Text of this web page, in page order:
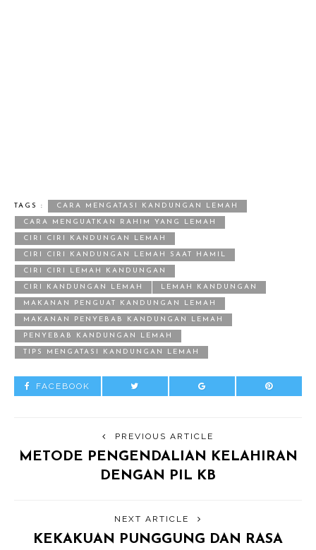
TAGS : CARA MENGATASI KANDUNGAN LEMAH
CARA MENGUATKAN RAHIM YANG LEMAH
CIRI CIRI KANDUNGAN LEMAH
CIRI CIRI KANDUNGAN LEMAH SAAT HAMIL
CIRI CIRI LEMAH KANDUNGAN
CIRI KANDUNGAN LEMAH LEMAH KANDUNGAN
MAKANAN PENGUAT KANDUNGAN LEMAH
MAKANAN PENYEBAB KANDUNGAN LEMAH
PENYEBAB KANDUNGAN LEMAH
TIPS MENGATASI KANDUNGAN LEMAH
FACEBOOK
PREVIOUS ARTICLE
METODE PENGENDALIAN KELAHIRAN
DENGAN PIL KB
NEXT ARTICLE
KEKAKUAN PUNGGUNG DAN RASA